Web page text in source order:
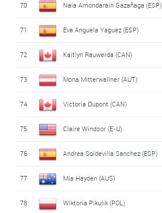
70 Naia Amondarain Gazañaga (ESP)
71 Eva Anguela Yaguez (ESP)
72 Kaitlyn Rauwerda (CAN)
73 Mona Mitterwallner (AUT)
74 Victoria Dupont (CAN)
75 Claire Windsor (E-U)
76 Andrea Soldevilla Sanchez (ESP)
77 Mia Hayden (AUS)
78 Wiktoria Pikulik (POL)